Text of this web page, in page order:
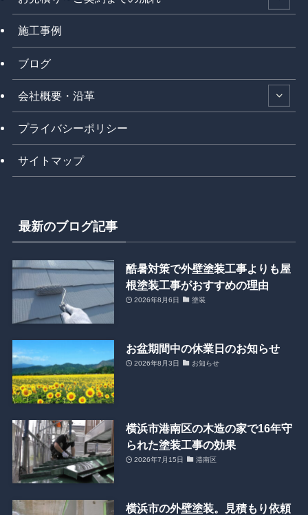
施工事例
ブログ
会社概要・沿革
プライバシーポリシー
サイトマップ
最新のブログ記事
酷暑対策で外壁塗装工事よりも屋
根塗装工事がおすすめの理由
2026年8月6日 塗装
お盆期間中の休業日のお知らせ
2026年8月3日 お知らせ
横浜市港南区の木造の家で16年守
られた塗装工事の効果
2026年7月15日 港南区
横浜市の外壁塗装。見積もり依頼